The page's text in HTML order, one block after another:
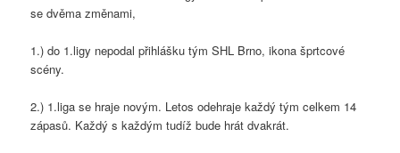
se dvěma změnami,
1.) do 1.ligy nepodal přihlášku tým SHL Brno, ikona šprtcové
scény.
2.) 1.liga se hraje novým. Letos odehraje každý tým celkem 14
zápasů. Každý s každým tudíž bude hrát dvakrát.